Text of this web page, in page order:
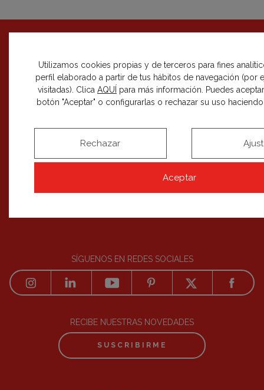
Utilizamos cookies propias y de terceros para fines
perfil elaborado a partir de tus hábitos de navegación (por
visitadas). Clica AQUÍ para más información. Puedes
botón "Aceptar" o configurarlas o rechazar su uso
Aceptar
Rechazar
CASA DECOR +
DECORACIÓN +
EDICIONES
SÍGUENOS EN REDES SOCIALES
RECIBE NUESTRAS NOVEDADES
SUSCRIBIRME